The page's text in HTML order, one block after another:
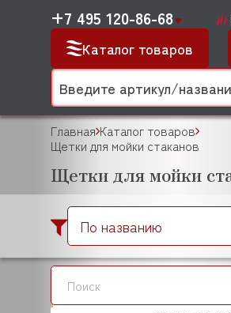
Каталог товаров
+7 495 120-86-68
Главная Каталог товаров
Щетки для мойки стаканов
Щетки для мойки
По названию